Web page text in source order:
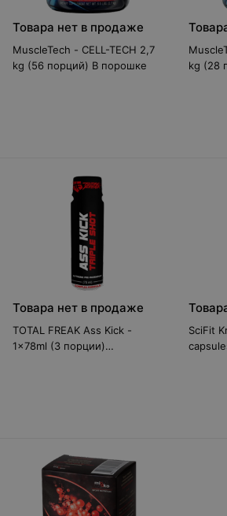
Товара нет в продаже
MuscleTech - CELL-TECH 2,7
kg (56 порций) В порошке
kg (28
Товара нет в продаже
TOTAL FREAK Ass Kick -
1x78ml (3 порции)
SciFit